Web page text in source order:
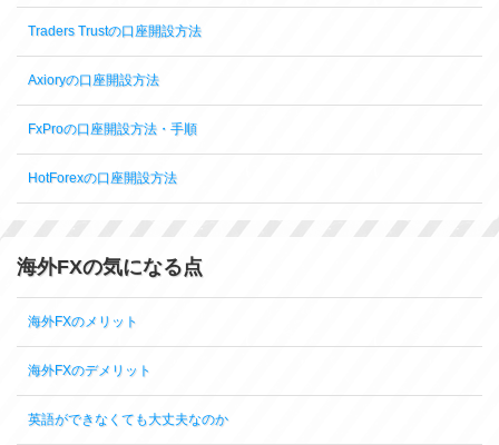
Traders Trustの口座開設方法
Axioryの口座開設方法
FxProの口座開設方法・手順
HotForexの口座開設方法
海外FXの気になる点
海外FXのメリット
海外FXのデメリット
英語ができなくても大丈夫なのか